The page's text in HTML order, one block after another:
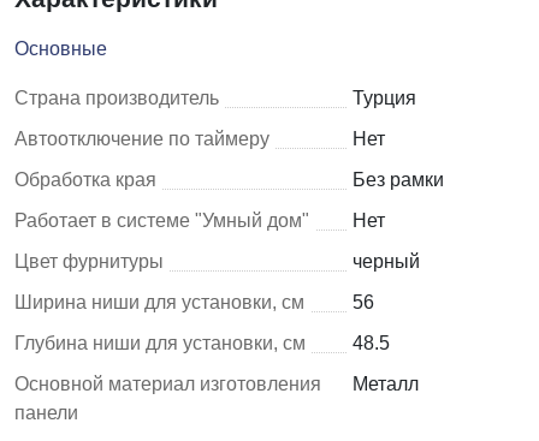
Основные
Страна производитель
Турция
Автоотключение по таймеру
Нет
Обработка края
Без рамки
Работает в системе "Умный дом"
Нет
Цвет фурнитуры
черный
Ширина ниши для установки, см
56
Глубина ниши для установки, см
48.5
Основной материал изготовления
панели
Металл